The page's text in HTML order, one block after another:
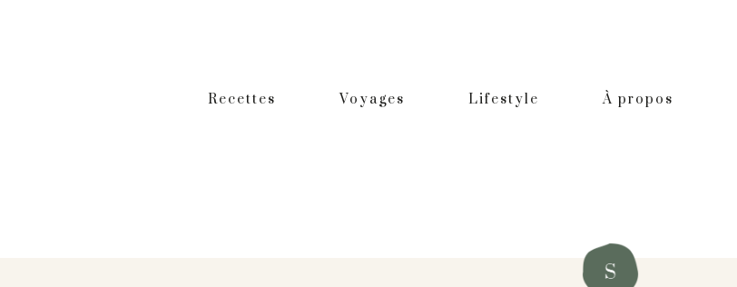
Recettes Voyages Lifestyle À propos